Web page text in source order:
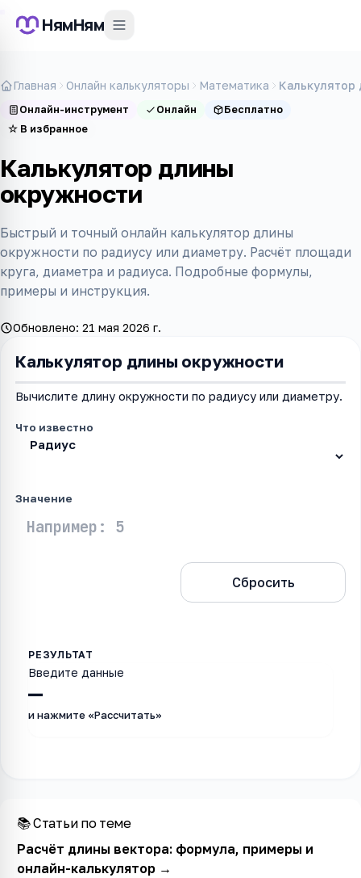
НямНям
Главная Онлайн калькуляторы Математика
Онлайн-инструмент Онлайн
Бесплатно
☆ В избранное
Калькулятор длины
окружности
Быстрый и точный онлайн калькулятор длины
окружности по радиусу или диаметру. Расчёт площади
круга, диаметра и радиуса. Подробные формулы,
примеры и инструкция.
Обновлено: 21 мая 2026 г.
Калькулятор длины окружности
Вычислите длину окружности по радиусу или диаметру.
Что известно
Значение
Сбросить
—
Введите данные
и нажмите «Рассчитать»
📚 Статьи по теме
Расчёт длины вектора: формула, примеры и
онлайн-калькулятор→